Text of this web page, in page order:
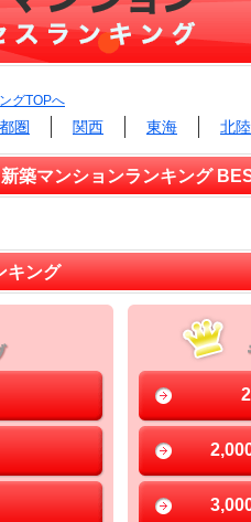
グTOPへ
圏 関西 東海 北
築マンションランキング
キング